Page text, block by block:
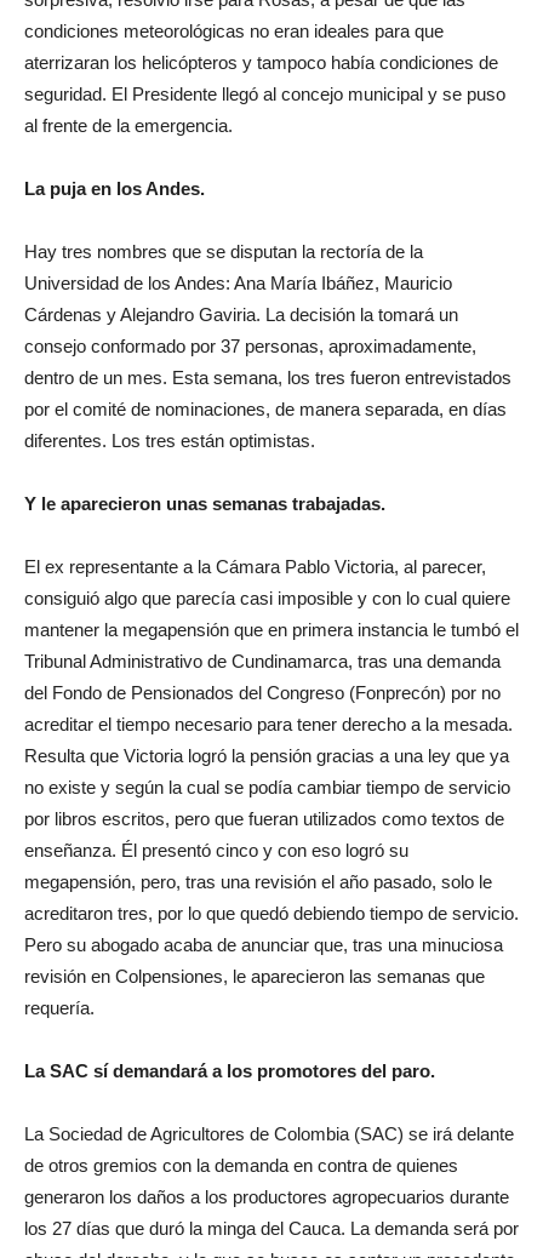
condiciones meteorológicas no eran ideales para que
aterrizaran los helicópteros y tampoco había condiciones de
seguridad. El Presidente llegó al concejo municipal y se puso
al frente de la emergencia.
La puja en los Andes.
Hay tres nombres que se disputan la rectoría de la
Universidad de los Andes: Ana María Ibáñez, Mauricio
Cárdenas y Alejandro Gaviria. La decisión la tomará un
consejo conformado por 37 personas, aproximadamente,
dentro de un mes. Esta semana, los tres fueron entrevistados
por el comité de nominaciones, de manera separada, en días
diferentes. Los tres están optimistas.
Y le aparecieron unas semanas trabajadas.
El ex representante a la Cámara Pablo Victoria, al parecer,
consiguió algo que parecía casi imposible y con lo cual quiere
mantener la megapensión que en primera instancia le tumbó el
Tribunal Administrativo de Cundinamarca, tras una demanda
del Fondo de Pensionados del Congreso (Fonprecón) por no
acreditar el tiempo necesario para tener derecho a la mesada.
Resulta que Victoria logró la pensión gracias a una ley que ya
no existe y según la cual se podía cambiar tiempo de servicio
por libros escritos, pero que fueran utilizados como textos de
enseñanza. Él presentó cinco y con eso logró su
megapensión, pero, tras una revisión el año pasado, solo le
acreditaron tres, por lo que quedó debiendo tiempo de servicio.
Pero su abogado acaba de anunciar que, tras una minuciosa
revisión en Colpensiones, le aparecieron las semanas que
requería.
La SAC sí demandará a los promotores del paro.
La Sociedad de Agricultores de Colombia (SAC) se irá delante
de otros gremios con la demanda en contra de quienes
generaron los daños a los productores agropecuarios durante
los 27 días que duró la minga del Cauca. La demanda será por